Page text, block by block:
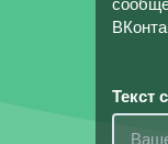
Текст